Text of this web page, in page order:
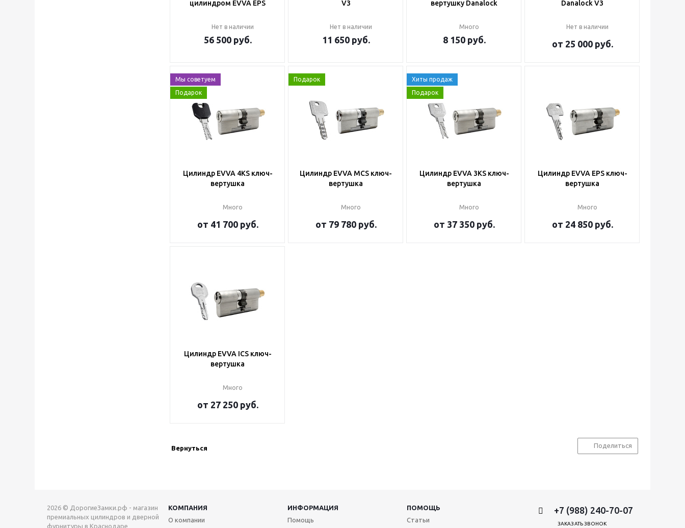
цилиндром EVVA EPS
Нет в наличии
56 500руб.
V3
Нет в наличии
11 650руб.
вертушку Danalock
Много
8 150руб.
Danalock V3
Нет в наличии
от 25 000 руб.
Мы советуем
Подарок
Цилиндр EVVA 4KS ключ-
вертушка
Много
от 41 700 руб.
Подарок
Цилиндр EVVA MCS ключ-
вертушка
Много
от 79 780 руб.
Хиты продаж
Подарок
Цилиндр EVVA 3KS ключ-
вертушка
Много
от 37 350 руб.
Цилиндр EVVA EPS ключ-
вертушка
Много
от 24 850 руб.
Цилиндр EVVA ICS ключ-
вертушка
Много
от 27 250 руб.
Вернуться Поделиться
2026 © ДорогиеЗамки.рф - магазин
премиальных цилиндров и дверной
фурнитуры в Краснодаре
КОМПАНИЯ ИНФОРМАЦИЯ
ПОМОЩЬ
О компании
Помощь Статьи
+7 (988) 240-70-07
ЗАКАЗАТЬ ЗВОНОК